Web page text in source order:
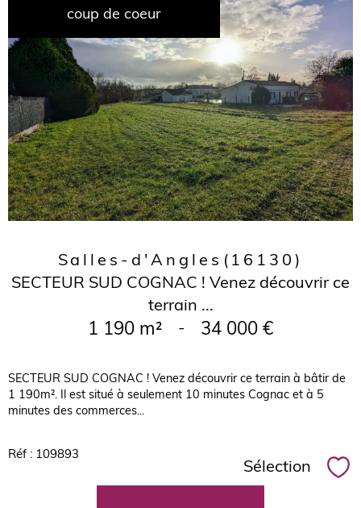
coup de coeur
Salles-d'Angles (16130)
SECTEUR SUD COGNAC ! Venez découvrir ce
terrain ...
1 190 m² - 34 000 €
SECTEUR SUD COGNAC ! Venez découvrir ce terrain à bâtir de
1 190m². Il est situé à seulement 10 minutes Cognac et à 5
minutes des commerces...
Réf : 109893
Sélection